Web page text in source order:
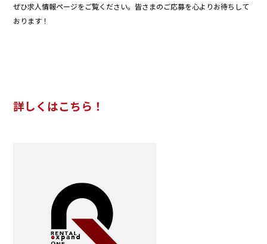
ぜひ求人情報ページをご覧ください。皆さまのご応募を心よりお待ちして
おります！
詳しくはこちら！